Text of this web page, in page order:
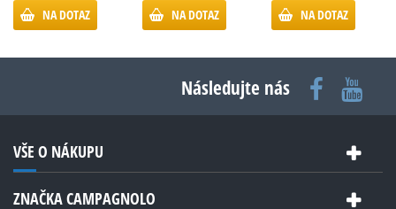
NA DOTAZ NA DOTAZ NA DOTAZ
Následujte nás
VŠE O NÁKUPU
ZNAČKA CAMPAGNOLO